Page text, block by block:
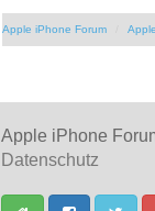
Apple iPhone Forum
Apple iPhone
Datenschutz